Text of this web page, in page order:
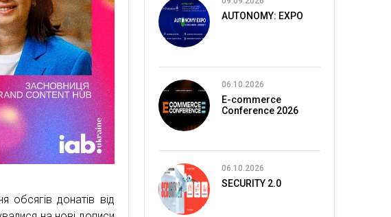
обсягів донатів від
AUTONOMY: EXPO
06.10.2026
E-commerce
Conference 2026
06.10.2026
SECURITY 2.0